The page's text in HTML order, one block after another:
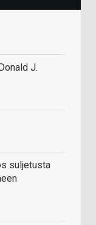
J.
suljetusta